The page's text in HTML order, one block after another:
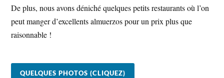
De plus, nous avons déniché quelques petits restaurants où l’on
peut manger d’excellents almuerzos pour un prix plus que
raisonnable !
QUELQUES PHOTOS (CLIQUEZ)